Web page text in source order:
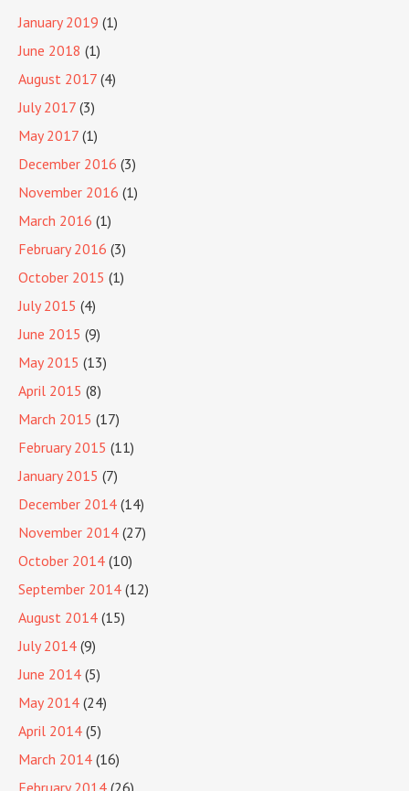
January 2019 (1)
June 2018 (1)
August 2017 (4)
July 2017 (3)
May 2017 (1)
December 2016 (3)
November 2016 (1)
March 2016 (1)
February 2016 (3)
October 2015 (1)
July 2015 (4)
June 2015 (9)
May 2015 (13)
April 2015 (8)
March 2015 (17)
February 2015 (11)
January 2015 (7)
December 2014 (14)
November 2014 (27)
October 2014 (10)
September 2014 (12)
August 2014 (15)
July 2014 (9)
June 2014 (5)
May 2014 (24)
April 2014 (5)
March 2014 (16)
February 2014 (26)